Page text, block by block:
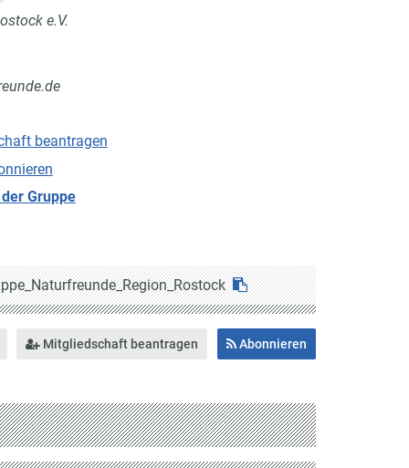
e.V.
beantragen
Gruppe
Mitgliedschaft beantragen Abonnieren